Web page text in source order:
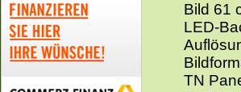
Bild 61
LED-
TN